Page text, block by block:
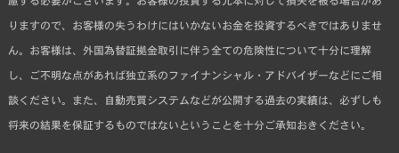
りますので、お客様の失うわけにはいかないお金を投資するべきではありませ
ん。お客様は、外国為替証拠金取引に伴う全ての危険性について十分に理解
し、ご不明な点があれば独立系のファイナンシャル・アドバイザーなどにご相
談ください。また、自動売買システムなどが公開する過去の実績は、必ずしも
将来の結果を保証するものではないということを十分ご承知おきください。